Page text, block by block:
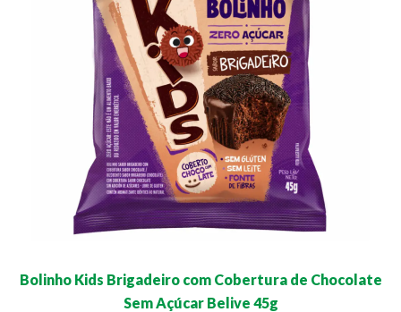
Bolinho Kids Brigadeiro com Cobertura de Chocolate
Sem Açúcar Belive 45g